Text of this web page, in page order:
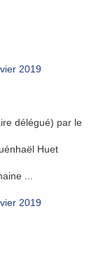
2019
délégué) par le
Huet
...
2019